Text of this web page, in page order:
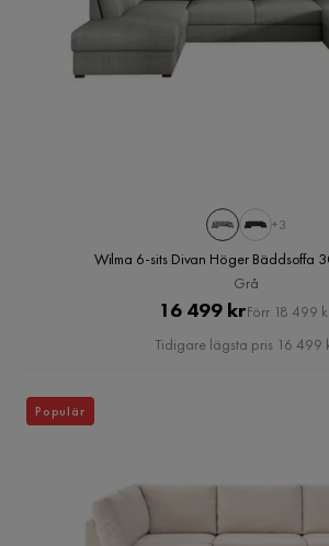
+3
Wilma 6-sits Divan Höger Bäddsoffa
Grå
Pris
16 499 krOriginal
Pris
Förr 18 499
Tidigare lägsta pris 16 499
Populär